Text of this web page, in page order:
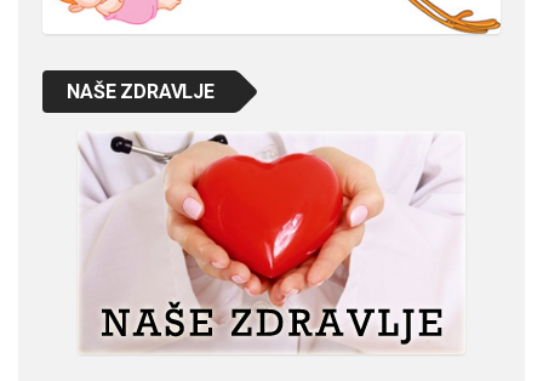
NAŠE ZDRAVLJE